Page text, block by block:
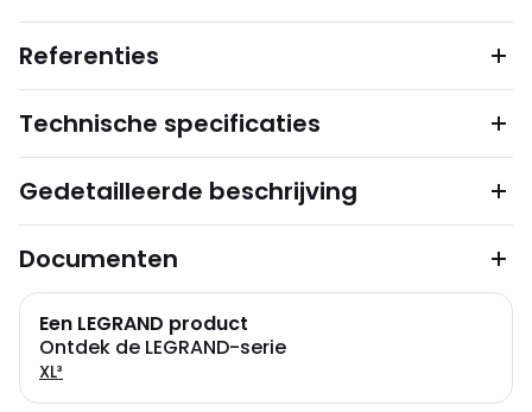
Referenties
Technische specificaties
Gedetailleerde beschrijving
Documenten
Een LEGRAND product
Ontdek de LEGRAND-serie
XL³